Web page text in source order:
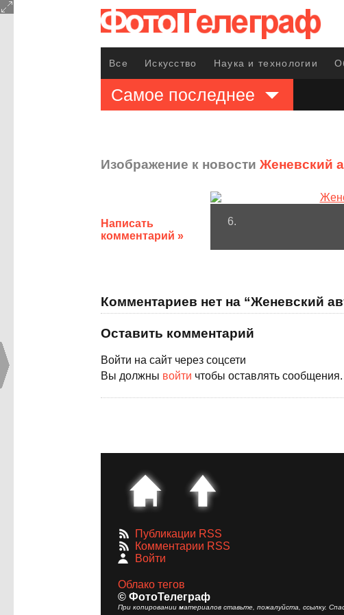
Все Искусство Наука и технологии
Самое последнее
Изображение к новости Женевский
Написать
комментарий »
6.
Комментариев нет на “Женевский
Оставить комментарий
Войти на сайт через соцсети
Вы должны войти чтобы оставлять сообщения.
Публикации RSS
Комментарии RSS
Войти
Облако тегов
© ФотоТелеграф
При копировании материалов ставьте, пожалуйста, ссылку.